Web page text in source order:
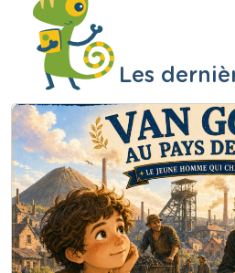
Les